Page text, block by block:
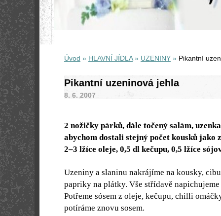
Úvod » HLAVNÍ JÍDLA» UZENINY » Pikantní
Pikantní uzeninová jehla
8. 6. 2007
2 nožičky párků, dále točený salám,
abychom dostali stejný počet kousků jako
2–3 lžíce oleje, 0,5 dl kečupu, 0,5 lžíce
Uzeniny a slaninu nakrájíme na kousky,
papriky na plátky. Vše střídavě
Potřeme sósem z oleje, kečupu, chilli
potíráme znovu sosem.